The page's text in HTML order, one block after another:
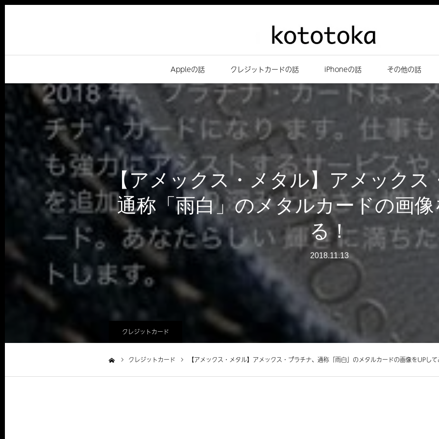
Appleの話 クレジットカードの話 iPhoneの話 その他の話
【アメックス・メタル】アメックス
通称「雨白」のメタルカードの画
る！
2018.11.13
クレジットカード
クレジットカード 【アメックス・メタル】アメックス・プラチナ、通称「雨白」のメタルカードの画像をUPし